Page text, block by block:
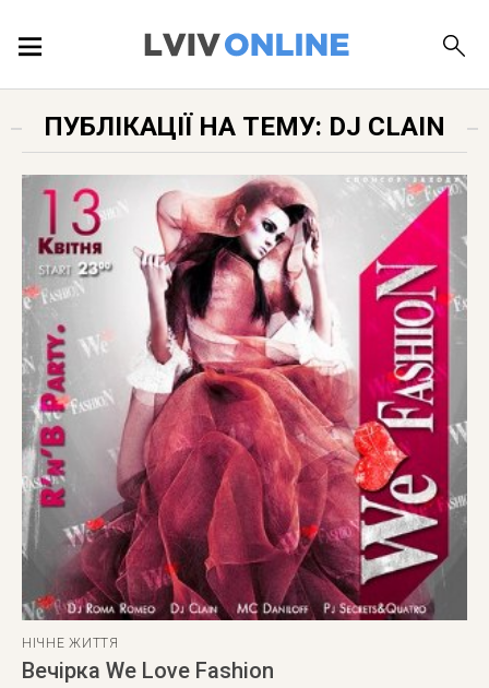
ЛОКАЦІЇ
ПУБЛІКАЦІЇ
ДОВІДКА
ПУБЛІКАЦІЇ НА ТЕМУ: DJ CLAIN
НІЧНЕ ЖИТТЯ
Вечірка We Love Fashion